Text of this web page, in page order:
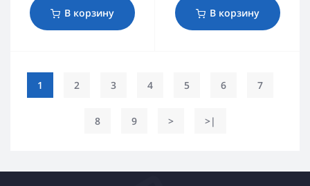
В корзину В корзину
1 2 3 4 5 6 7
8 9 > >|